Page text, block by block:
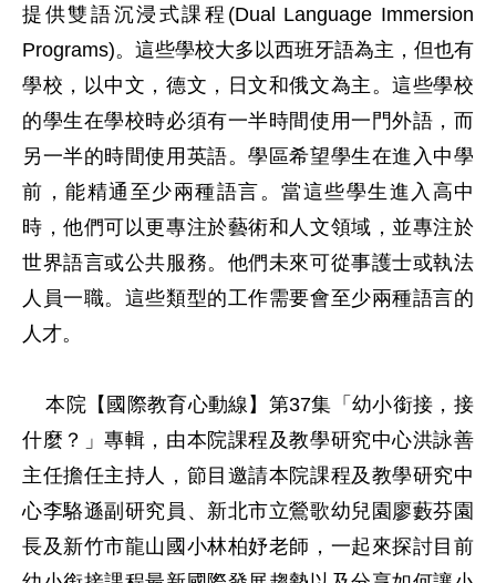
提供雙語沉浸式課程(Dual Language Immersion
Programs)。這些學校大多以西班牙語為主，但也有
學校，以中文，德文，日文和俄文為主。這些學校
的學生在學校時必須有一半時間使用一門外語，而
另一半的時間使用英語。學區希望學生在進入中學
前，能精通至少兩種語言。當這些學生進入高中
時，他們可以更專注於藝術和人文領域，並專注於
世界語言或公共服務。他們未來可從事護士或執法
人員一職。這些類型的工作需要會至少兩種語言的
人才。
    本院【國際教育心動線】第37集「幼小銜接，接
什麼？」專輯，由本院課程及教學研究中心洪詠善
主任擔任主持人，節目邀請本院課程及教學研究中
心李駱遜副研究員、新北市立鶯歌幼兒園廖藪芬園
長及新竹市龍山國小林柏妤老師，一起來探討目前